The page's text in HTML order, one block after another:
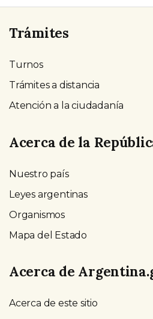
Trámites
Turnos
Trámites a distancia
Atención a la ciudadanía
Acerca de la
Nuestro país
Leyes argentinas
Organismos
Mapa del Estado
Acerca de
Acerca de este sitio